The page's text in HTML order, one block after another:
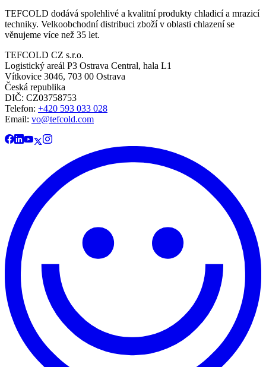
TEFCOLD dodává spolehlivé a kvalitní produkty chladicí a mrazicí
techniky. Velkoobchodní distribuci zboží v oblasti chlazení se
věnujeme více než 35 let.
TEFCOLD CZ s.r.o.
Logistický areál P3 Ostrava Central, hala L1
Vítkovice 3046, 703 00 Ostrava
Česká republika
DIČ: CZ03758753​​​​​​
Telefon: +420 593 033 028
Email: vo@tefcold.com